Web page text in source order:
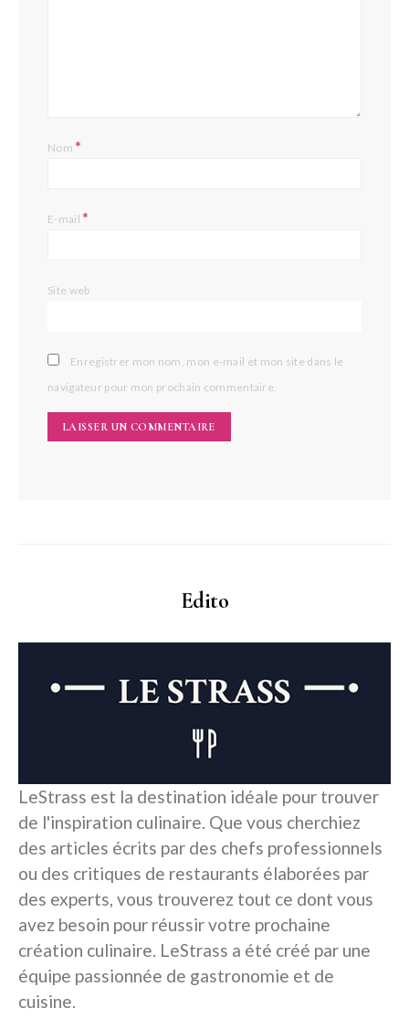
Nom*
E-mail*
Site web
Enregistrer mon nom, mon e-mail et mon site dans le
navigateur pour mon prochain commentaire.
Edito
LeStrass est la destination idéale pour trouver
de l'inspiration culinaire. Que vous cherchiez
des articles écrits par des chefs professionnels
ou des critiques de restaurants élaborées par
des experts, vous trouverez tout ce dont vous
avez besoin pour réussir votre prochaine
création culinaire. LeStrass a été créé par une
équipe passionnée de gastronomie et de
cuisine.